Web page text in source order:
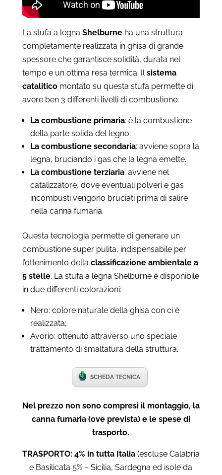
La stufa a legna Shelburneha una struttura
completamente realizzata in ghisa di grande
spessore che garantisce solidità, durata nel
tempo e un ottima resa termica. Il sistema
cataliticomontato su questa stufa permette di
avere ben 3 differenti livelli di combustione:
La combustione primaria: è la combustione
della parte solida del legno.
La combustione secondaria: avviene sopra la
legna, bruciando i gas che la legna emette.
La combustione terziaria: avviene nel
catalizzatore, dove eventuali polveri e gas
incombusti vengono bruciati prima di salire
nella canna fumaria.
Questa tecnologia permette di generare un
combustione super pulita, indispensabile per
l’ottenimento della classificazione ambientale a
5 stelle. La stufa a legna Shelburne è disponibile
in due differenti colorazioni:
Nero: colore naturale della ghisa con ci è
realizzata;
Avorio: ottenuto attraverso uno speciale
trattamento di smaltatura della struttura.
SCHEDA TECNICA
Nel prezzo non sono compresi il montaggio, la
canna fumaria (ove prevista) e le spese di
trasporto.
TRASPORTO: 4% in tutta Italia (escluse Calabria
e Basilicata 5% – Sicilia, Sardegna ed isole da